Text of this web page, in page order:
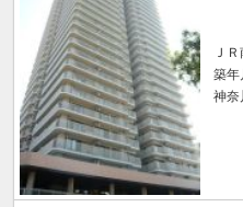
Ｊ
築年
神奈